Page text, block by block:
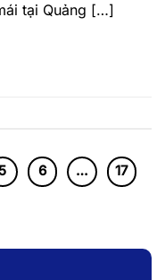
tại Quảng […]
5 6 … 17